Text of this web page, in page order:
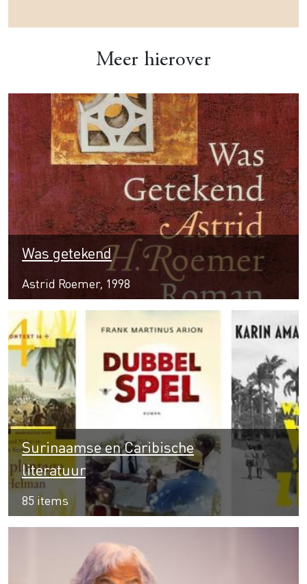
Meer hierover
Was getekend
Astrid Roemer, 1998
Surinaamse en Caribische
literatuur
85 items